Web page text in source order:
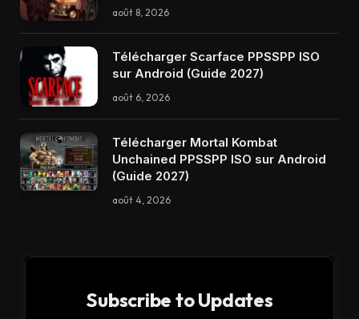
août 8, 2026
Télécharger Scarface PPSSPP ISO
sur Android (Guide 2027)
août 6, 2026
Télécharger Mortal Kombat
Unchained PPSSPP ISO sur Android
(Guide 2027)
août 4, 2026
Subscribe to Updates